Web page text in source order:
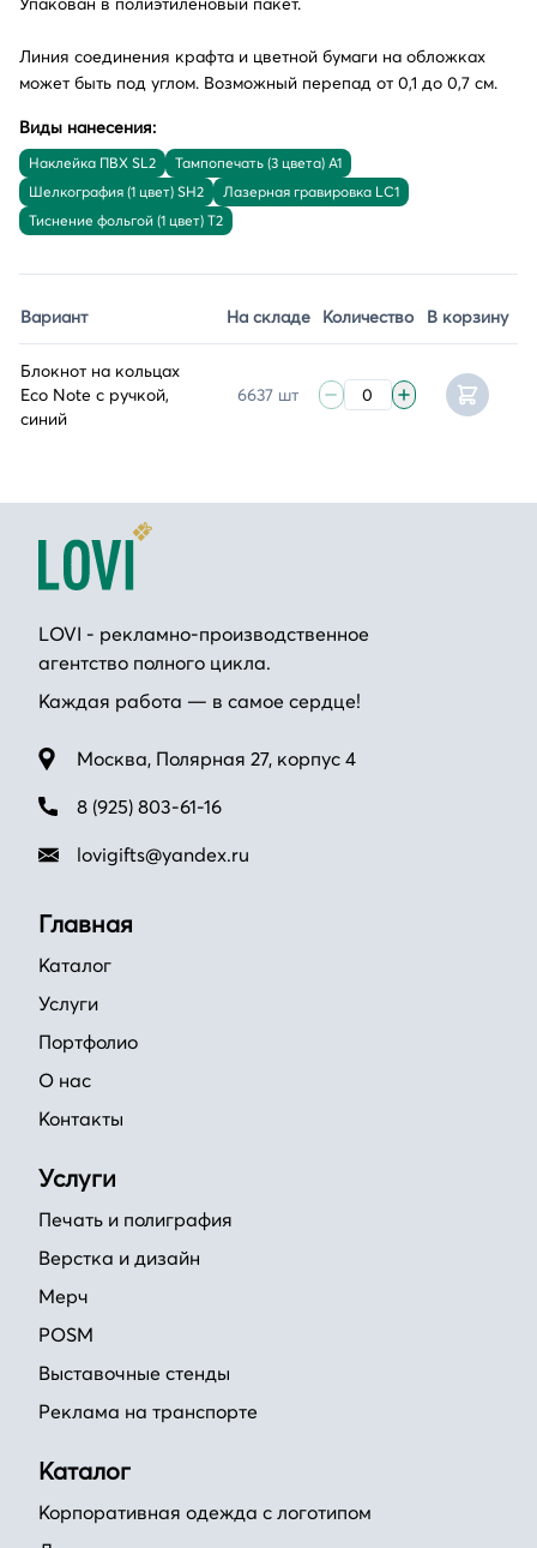
Линия соединения крафта и цветной бумаги на обложках
может быть под углом. Возможный перепад от 0,1 до 0,7 см.
Виды нанесения:
Наклейка ПВХ SL2
Тампопечать (3 цвета) A1
Шелкография (1 цвет) SH2
Лазерная гравировка LC1
Тиснение фольгой (1 цвет) T2
Вариант На складе Количество В корзину
Блокнот на кольцах
Eco Note с ручкой,
синий
6637 шт
LOVI - рекламно-производственное
агентство полного цикла.
Каждая работа — в самое сердце!
Москва, Полярная 27, корпус 4
8 (925) 803-61-16
lovigifts@yandex.ru
Главная
Каталог
Услуги
Портфолио
О нас
Контакты
Услуги
Печать и полиграфия
Верстка и дизайн
Мерч
POSM
Выставочные стенды
Реклама на транспорте
Каталог
Корпоративная одежда с логотипом